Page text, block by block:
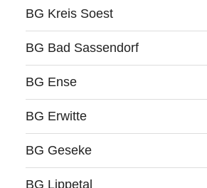
BG Kreis Soest
BG Bad Sassendorf
BG Ense
BG Erwitte
BG Geseke
BG Lippetal